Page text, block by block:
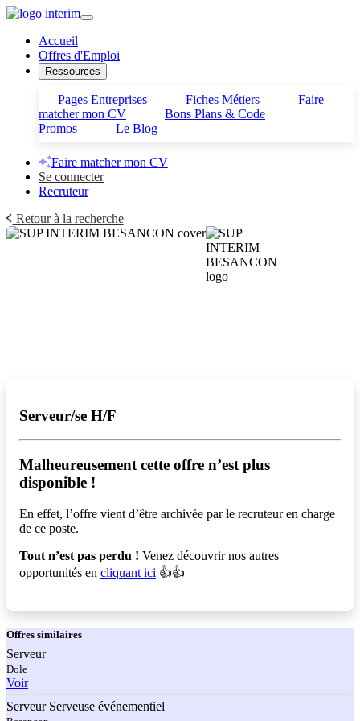
Accueil
Offres d'Emploi
Ressources
Pages Entreprises Fiches Métiers
Faire
matcher mon CV
Bons Plans & Code
Promos
Le Blog
Faire matcher mon CV
Se connecter
Recruteur
Retour à la recherche
Serveur/se H/F
Malheureusement cette offre n’est plus
disponible !️
En effet, l’offre vient d’être archivée par le recruteur en charge
de ce poste.
Tout n’est pas perdu ! Venez découvrir nos autres
opportunités en cliquant ici 👍👍
Offres similaires
Serveur
Dole
Voir
Serveur Serveuse événementiel